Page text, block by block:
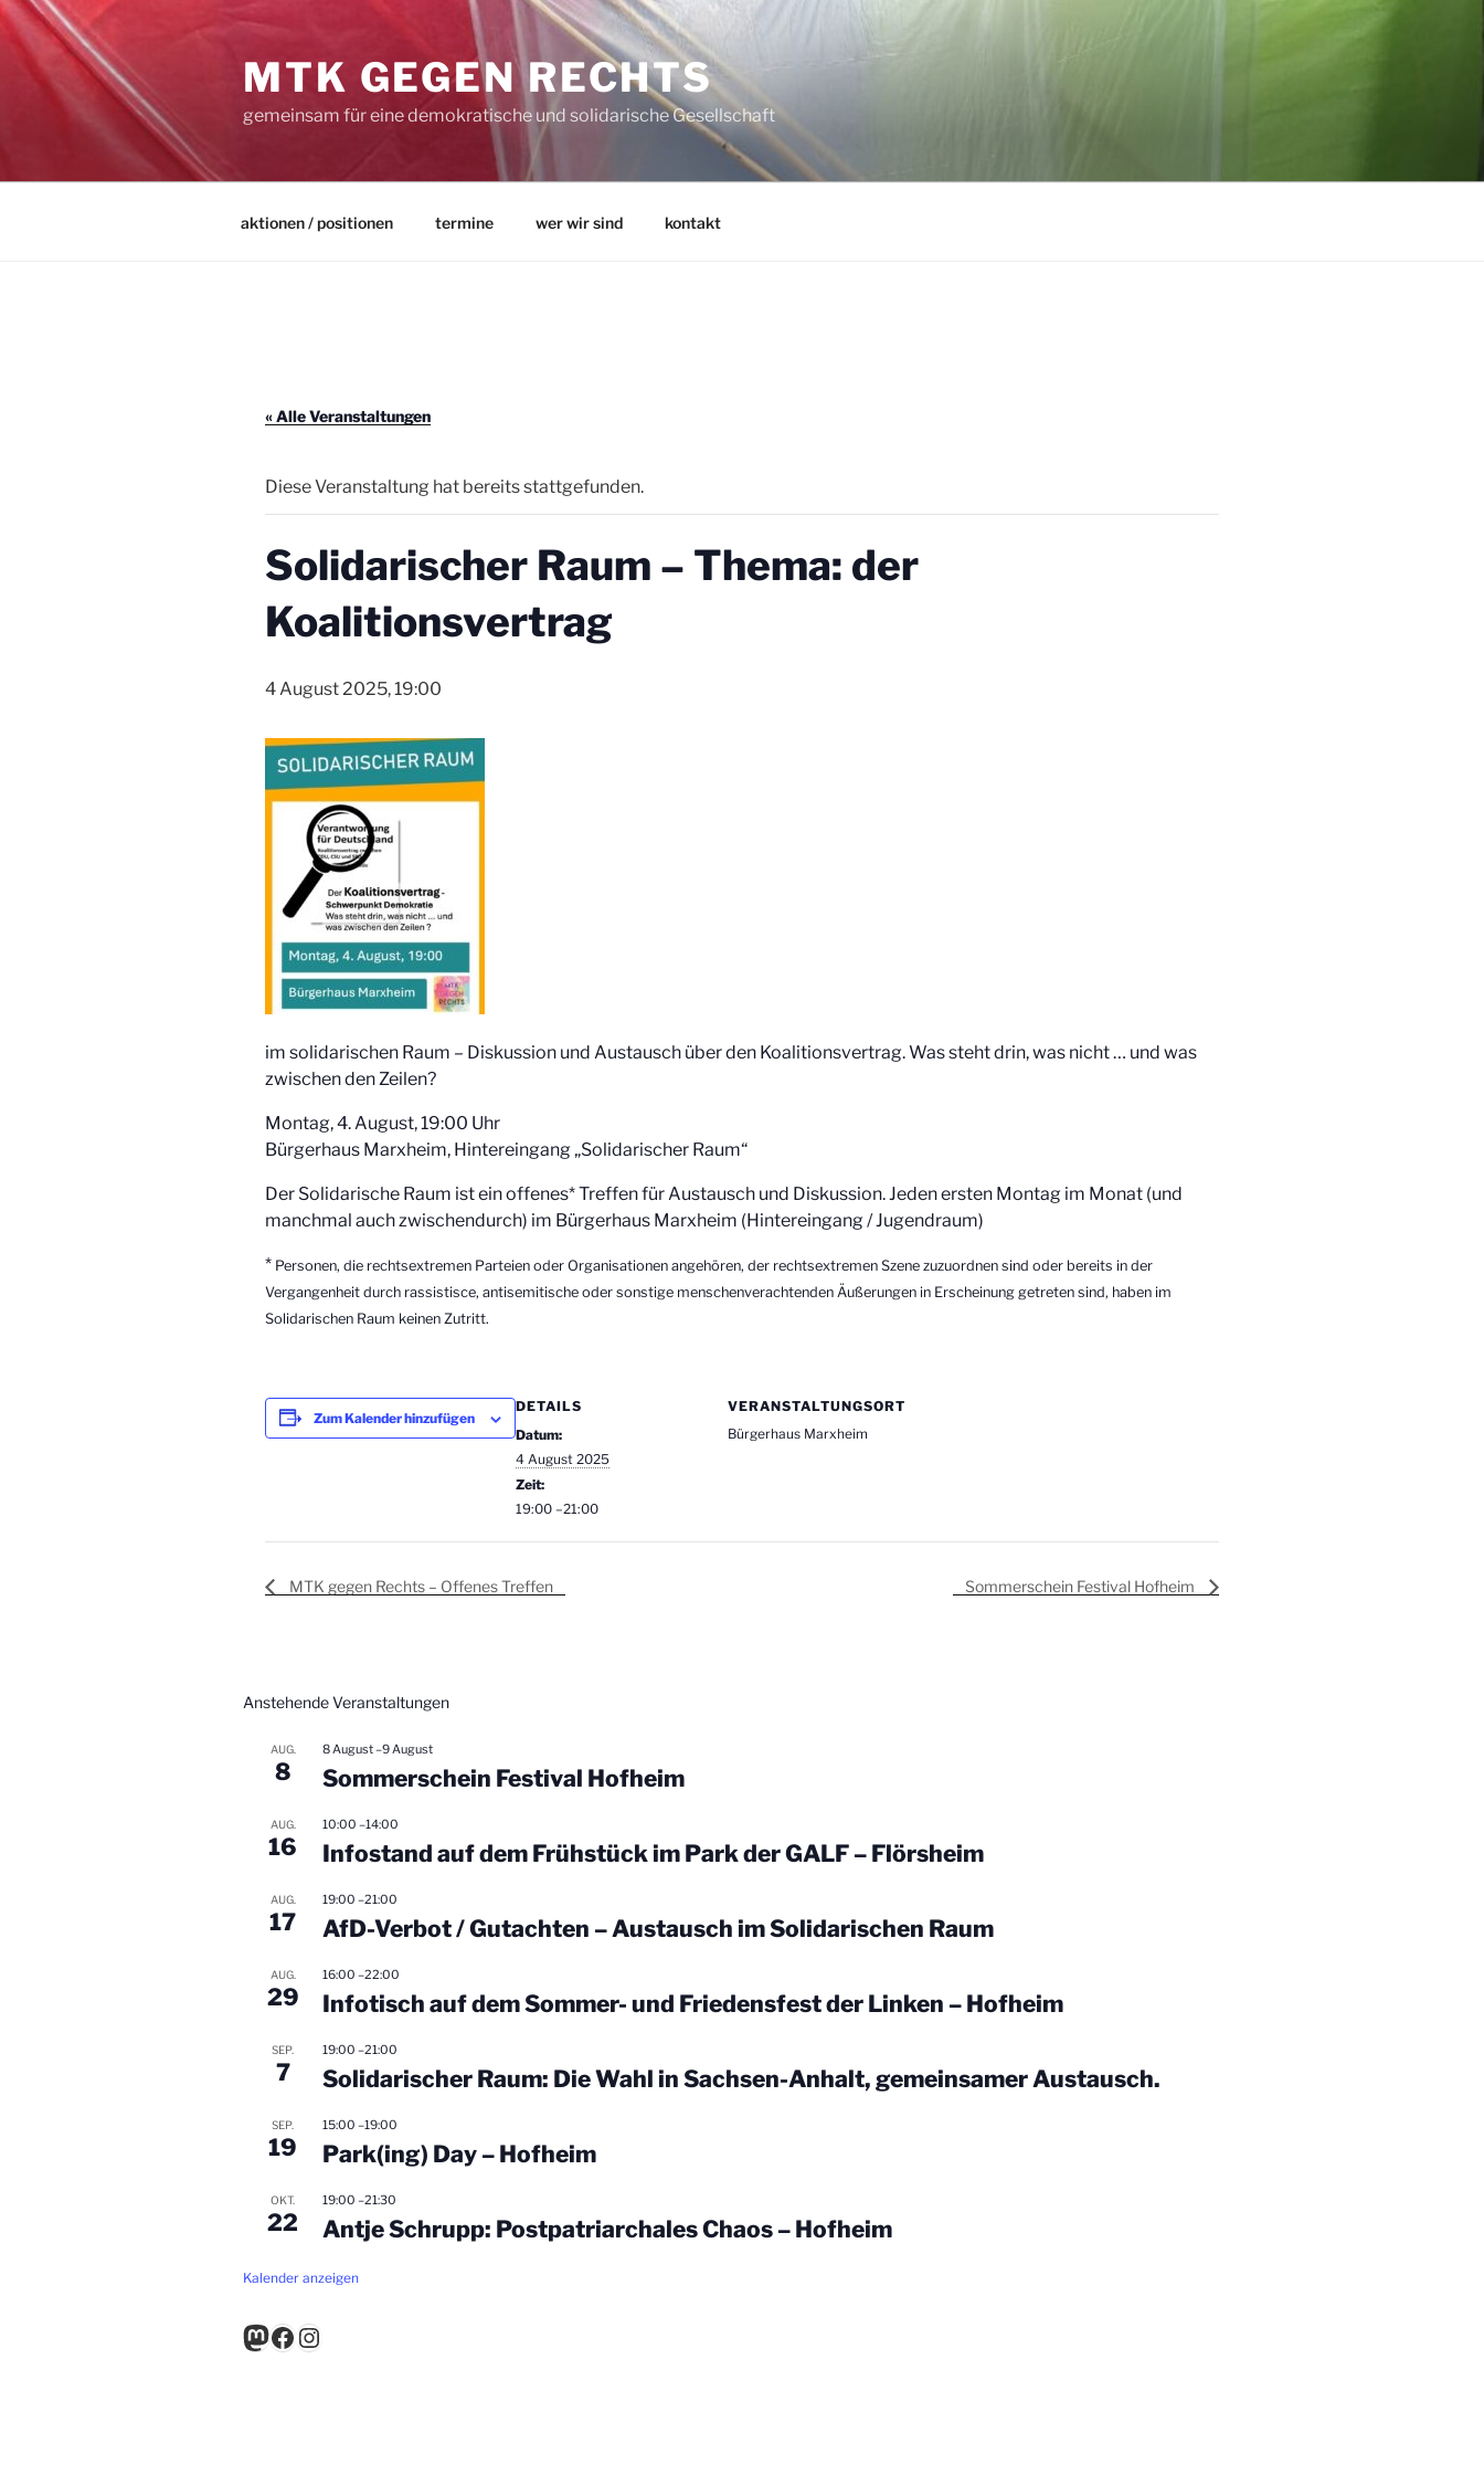
Zum
Inhalt
springen
MTK GEGEN RECHTS
gemeinsam für eine demokratische und solidarische Gesellschaft
aktionen / positionen termine wer wir sind kontakt
« Alle Veranstaltungen
Diese Veranstaltung hat bereits stattgefunden.
Solidarischer Raum – Thema: der
Koalitionsvertrag
4 August 2025, 19:00
im solidarischen Raum – Diskussion und Austausch über den Koalitionsvertrag. Was steht drin, was nicht … und was
zwischen den Zeilen?
Montag, 4. August, 19:00 Uhr
Bürgerhaus Marxheim, Hintereingang „Solidarischer Raum“
Der Solidarische Raum ist ein offenes* Treffen für Austausch und Diskussion. Jeden ersten Montag im Monat (und
manchmal auch zwischendurch) im Bürgerhaus Marxheim (Hintereingang / Jugendraum)
* Personen, die rechtsextremen Parteien oder Organisationen angehören, der rechtsextremen Szene zuzuordnen sind oder bereits in der
Vergangenheit durch rassistisce, antisemitische oder sonstige menschenverachtenden Äußerungen in Erscheinung getreten sind, haben im
Solidarischen Raum keinen Zutritt.
Zum Kalender hinzufügen
DETAILS
Datum:
4 August 2025
Zeit:
19:00 –21:00
VERANSTALTUNGSORT
Bürgerhaus Marxheim
MTK gegen Rechts – Offenes Treffen Sommerschein Festival Hofheim
Anstehende Veranstaltungen
AUG.
8
8 August–9 August
Sommerschein Festival Hofheim
AUG.
16
10:00 –14:00
Infostand auf dem Frühstück im Park der GALF – Flörsheim
AUG.
17
19:00 –21:00
AfD-Verbot / Gutachten – Austausch im Solidarischen Raum
AUG.
29
16:00 –22:00
Infotisch auf dem Sommer- und Friedensfest der Linken – Hofheim
SEP.
7
19:00 –21:00
Solidarischer Raum: Die Wahl in Sachsen-Anhalt, gemeinsamer Austausch.
SEP.
19
15:00 –19:00
Park(ing) Day – Hofheim
OKT.
22
19:00 –21:30
Antje Schrupp: Postpatriarchales Chaos – Hofheim
Kalender anzeigen
Mastodon
Facebook
Instagram